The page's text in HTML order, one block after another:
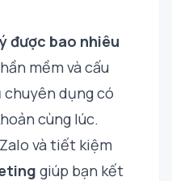
được bao nhiêu
mềm và cấu
chuyên dụng có
cùng lúc.
và tiết kiệm
giúp bạn kết